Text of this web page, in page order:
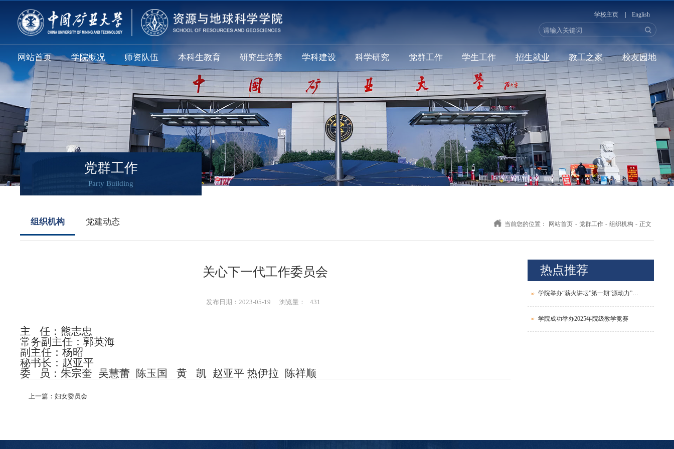
学校主页 English
网站首页 学院概况 师资队伍 本科生教育 研究生培养 学科建设 科学研究 党群工作 学生工作 招生就业 教工之家 校友园地
党群工作
Party Building
组织机构 党建动态 当前您的位置： 网站首页 - 党群工作 - 组织机构 - 正文
关心下一代工作委员会
发布日期：2023-05-19 浏览量： 431
主 任：熊志忠
常务副主任：郭英海
副主任：杨昭
秘书长：赵亚平
委 员：朱宗奎 吴慧蕾 陈玉国
黄 凯 赵亚平 热伊拉 陈祥顺
上一篇：妇女委员会
热点推荐
学院举办“薪火讲坛”第一期“源动力”青年教师发展论坛
学院成功举办2025年院级教学竞赛